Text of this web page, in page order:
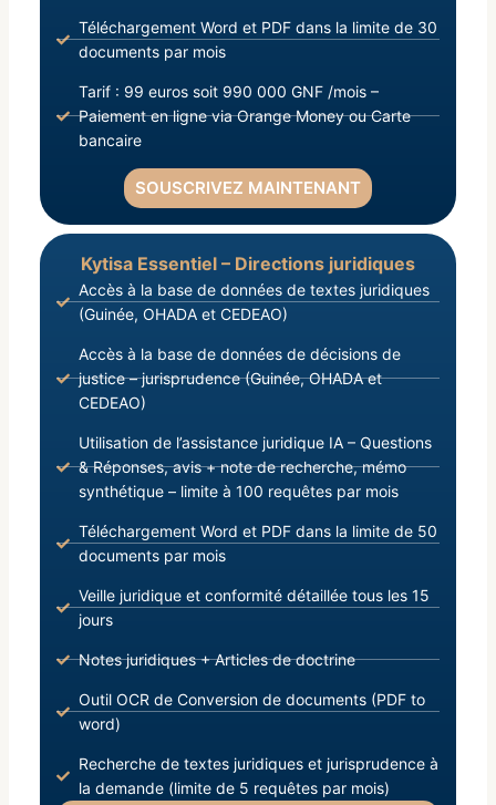
Téléchargement Word et PDF dans la limite de 30
documents par mois
Tarif : 99 euros soit 990 000 GNF /mois –
Paiement en ligne via Orange Money ou Carte
bancaire
SOUSCRIVEZ MAINTENANT
Kytisa Essentiel – Directions juridiques
Accès à la base de données de textes juridiques
(Guinée, OHADA et CEDEAO)
Accès à la base de données de décisions de
justice – jurisprudence (Guinée, OHADA et
CEDEAO)
Utilisation de l’assistance juridique IA – Questions
& Réponses, avis + note de recherche, mémo
synthétique – limite à 100 requêtes par mois
Téléchargement Word et PDF dans la limite de 50
documents par mois
Veille juridique et conformité détaillée tous les 15
jours
Notes juridiques + Articles de doctrine
Outil OCR de Conversion de documents (PDF to
word)
Recherche de textes juridiques et jurisprudence à
la demande (limite de 5 requêtes par mois)